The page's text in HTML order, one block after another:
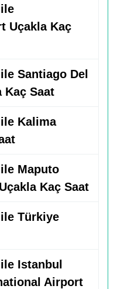
Uçakla Kaç
Santiago Del
Kaç Saat
Kalima
Maputo
Kaç Saat
Türkiye
Istanbul
Airport